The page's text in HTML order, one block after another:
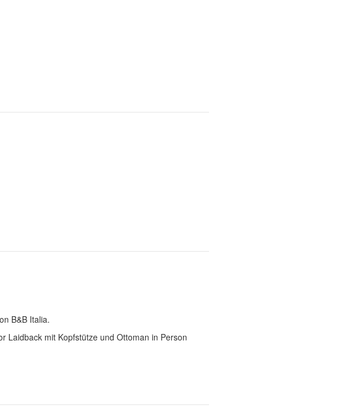
B&B Italia.
Laidback mit Kopfstütze und Ottoman in Person